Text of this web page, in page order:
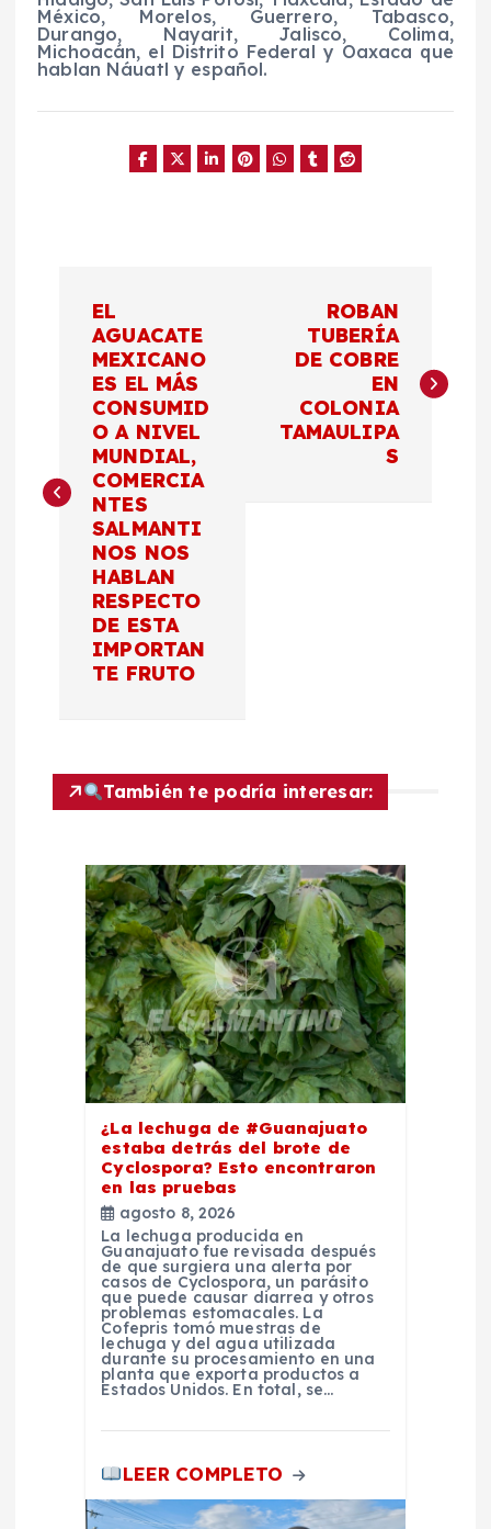
México, Morelos, Guerrero, Tabasco,
Durango, Nayarit, Jalisco, Colima,
Michoacán, el Distrito Federal y Oaxaca que
hablan Náuatl y español.
g
n
EL
AGUACATE
MEXICANO
ES EL MÁS
CONSUMID
O A NIVEL
MUNDIAL,
COMERCIA
NTES
SALMANTI
NOS NOS
HABLAN
RESPECTO
DE ESTA
IMPORTAN
TE FRUTO
ROBAN
TUBERÍA
DE COBRE
EN
COLONIA
TAMAULIPA
S
También te podría interesar:
¿La lechuga de #Guanajuato
estaba detrás del brote de
Cyclospora? Esto encontraron
en las pruebas
agosto 8, 2026
La lechuga producida en
Guanajuato fue revisada después
de que surgiera una alerta por
casos de Cyclospora, un parásito
que puede causar diarrea y otros
problemas estomacales. La
Cofepris tomó muestras de
lechuga y del agua utilizada
durante su procesamiento en una
planta que exporta productos a
Estados Unidos. En total, se…
LEER COMPLETO